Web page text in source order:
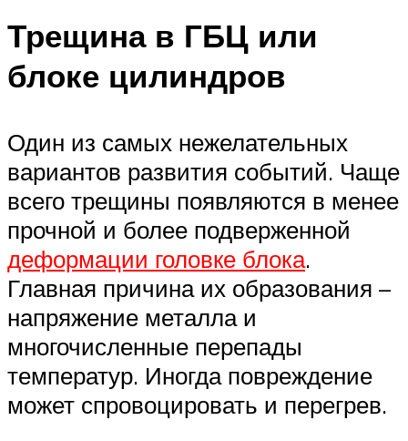
Трещина в ГБЦ или
блоке цилиндров
Один из самых нежелательных
вариантов развития событий. Чаще
всего трещины появляются в менее
прочной и более подверженной
деформации головке блока.
Главная причина их образования –
напряжение металла и
многочисленные перепады
температур. Иногда повреждение
может спровоцировать и перегрев.